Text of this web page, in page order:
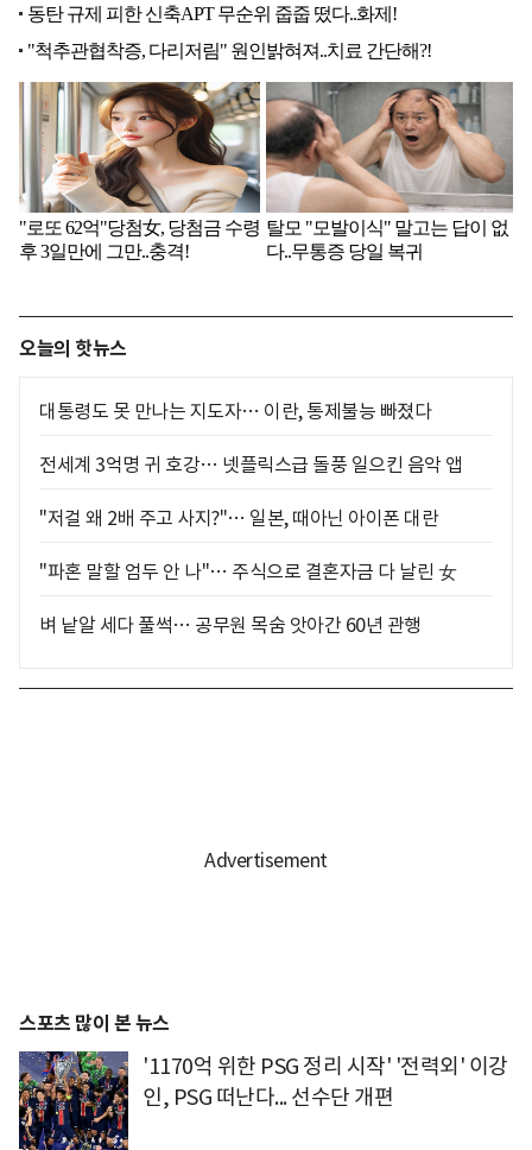
오늘의 핫뉴스
대통령도 못 만나는 지도자… 이란, 통제불능 빠졌다
전세계 3억명 귀 호강… 넷플릭스급 돌풍 일으킨 음악 앱
"저걸 왜 2배 주고 사지?"… 일본, 때아닌 아이폰 대란
"파혼 말할 엄두 안 나"… 주식으로 결혼자금 다 날린 女
벼 낱알 세다 풀썩… 공무원 목숨 앗아간 60년 관행
스포츠 많이 본 뉴스
'1170억 위한 PSG 정리 시작' '전력외' 이강
인, PSG 떠난다... 선수단 개편